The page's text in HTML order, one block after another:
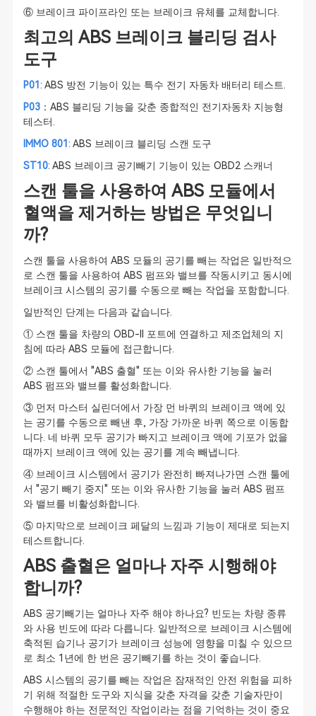
⑥ 브레이크 파이프라인 또는 브레이크 유체를 교체합니다.
최고의 ABS 브레이크 블리딩 검사
도구
P01 : ABS 방전 기능이 있는 특수 전기 자동차 배터리 테스트.
P03：ABS 블리딩 기능을 갖춘 종합적인 전기자동차 지능형
테스터.
IMMO 801 : ABS 브레이크 블리딩 스캔 도구
ST10: ABS 브레이크 공기빼기 기능이 있는 OBD2 스캐너
스캔 툴을 사용하여 ABS 모듈에서
혈액을 제거하는 방법은 무엇입니
까?
스캔 툴을 사용하여 ABS 모듈의 공기를 빼는 작업은 일반적으
로 스캔 툴을 사용하여 ABS 펌프와 밸브를 작동시키고 동시에
브레이크 시스템의 공기를 수동으로 빼는 작업을 포함합니다.
일반적인 단계는 다음과 같습니다.
① 스캔 툴을 차량의 OBD-II 포트에 연결하고 제조업체의 지
침에 따라 ABS 모듈에 접근합니다.
② 스캔 툴에서 "ABS 출혈" 또는 이와 유사한 기능을 눌러
ABS 펌프와 밸브를 활성화합니다.
③ 먼저 마스터 실린더에서 가장 먼 바퀴의 브레이크 액에 있
는 공기를 수동으로 빼낸 후, 가장 가까운 바퀴 쪽으로 이동합
니다. 네 바퀴 모두 공기가 빠지고 브레이크 액에 기포가 없을
때까지 브레이크 액에 있는 공기를 계속 빼냅니다.
④ 브레이크 시스템에서 공기가 완전히 빠져나가면 스캔 툴에
서 "공기 빼기 중지" 또는 이와 유사한 기능을 눌러 ABS 펌프
와 밸브를 비활성화합니다.
⑤ 마지막으로 브레이크 페달의 느낌과 기능이 제대로 되는지
테스트합니다.
ABS 출혈은 얼마나 자주 시행해야
합니까?
ABS 공기빼기는 얼마나 자주 해야 하나요? 빈도는 차량 종류
와 사용 빈도에 따라 다릅니다. 일반적으로 브레이크 시스템에
축적된 습기나 공기가 브레이크 성능에 영향을 미칠 수 있으므
로 최소 1년에 한 번은 공기빼기를 하는 것이 좋습니다.
ABS 시스템의 공기를 빼는 작업은 잠재적인 안전 위험을 피하
기 위해 적절한 도구와 지식을 갖춘 자격을 갖춘 기술자만이
수행해야 하는 전문적인 작업이라는 점을 기억하는 것이 중요